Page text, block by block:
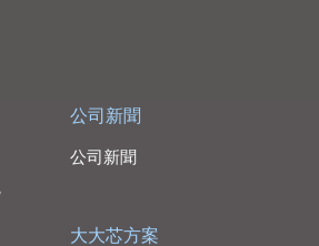
公司新聞
公司新聞
大大芯方案